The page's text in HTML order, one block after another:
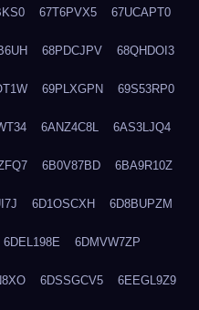
67T6PVX5 67UCAPT0
68PDCJPV 68QHDOI3
69PLXGPN 69S53RP0
6ANZ4C8L 6AS3LJQ4
6B0V87BD 6BA9R10Z
6D1OSCXH 6D8BUPZM
6DEL198E 6DMVW7ZP
6DSSGCV5 6EEGL9Z9